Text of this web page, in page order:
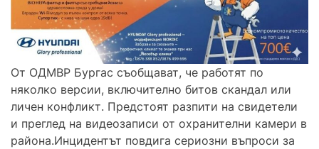
От ОДМВР Бургас съобщават, че работят по
няколко версии, включително битов скандал или
личен конфликт. Предстоят разпити на свидетели
и преглед на видеозаписи от охранителни камери в
района.Инцидентът повдига сериозни въпроси за